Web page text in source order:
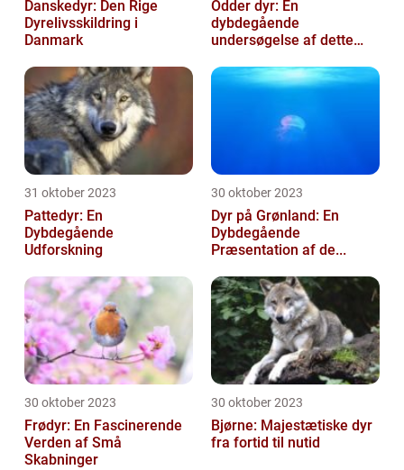
Danskedyr: Den Rige
Dyrelivsskildring i
Danmark
Odder dyr: En
dybdegående
undersøgelse af dette
31 oktober 2023
Pattedyr: En
Dybdegående
Udforskning
30 oktober 2023
Dyr på Grønland: En
Dybdegående
Præsentation af de...
30 oktober 2023
Frødyr: En Fascinerende
Verden af Små
Skabninger
30 oktober 2023
Bjørne: Majestætiske dyr
fra fortid til nutid